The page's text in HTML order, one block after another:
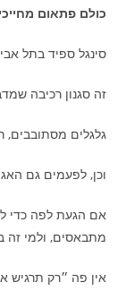
כולם פתאום
סינגל ספיד בתל
זה סגנון רכיבה
גלגלים מסתובבים,
וכן, לפעמים גם
אם הגעת לפה כדי
מתבאסים, ולמי
אין פה ״רק תרגיש